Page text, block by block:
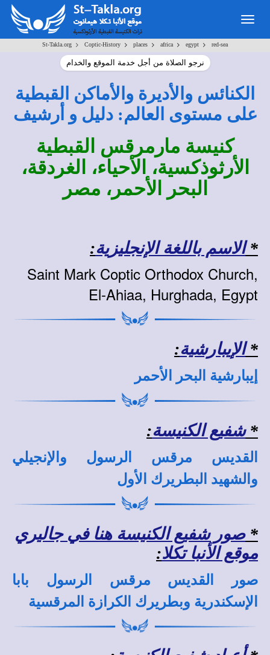
St-Takla.org > Coptic-History > places > africa > egypt > red-sea
نرجو الصلاة من أجل خدمة الموقع والخدام
الكنائس والأديرة والأماكن القبطية
على مستوى العالم: دليل و أرشيف
كنيسة مارمرقس القبطية
الأرثوذكسية، الأحياء، الغردقة،
البحر الأحمر، مصر
*الاسم باللغة الإنجليزية:
Saint Mark Coptic Orthodox Church,
El-Ahiaa, Hurghada, Egypt
*الإيبارشية:
إيبارشية البحر الأحمر
*شفيع الكنيسة:
القديس مرقس الرسول والإنجيلي
والشهيد البطريرك الأول
*صور شفيع الكنيسة هنا في جاليري
موقع الأنبا تكلا:
صور القديس مرقس الرسول بابا
الإسكندرية وبطريرك الكرازة المرقسية